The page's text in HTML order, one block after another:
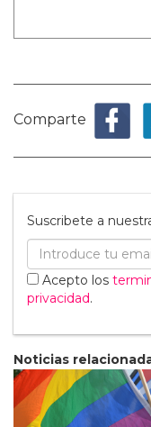
Comparte
Suscribete a
Acepto los
privacidad.
Noticias